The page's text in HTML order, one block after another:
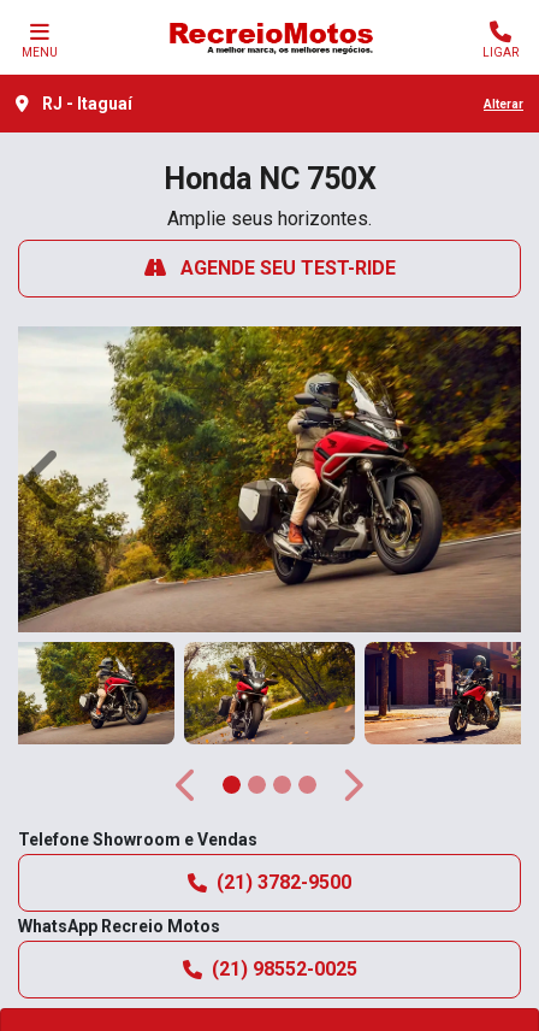
MENU LIGAR
RJ - Itaguaí Alterar
HondaNC 750X
Amplie seus horizontes.
AGENDE SEU TEST-RIDE
Anterior
Anterior Próximo
Telefone Showroom e Vendas
(21) 3782-9500
WhatsApp Recreio Motos
(21) 98552-0025